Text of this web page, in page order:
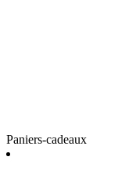
Paniers-cadeaux